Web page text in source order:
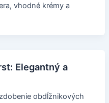
vhodné krémy a
Elegantný a
obdĺžnikových